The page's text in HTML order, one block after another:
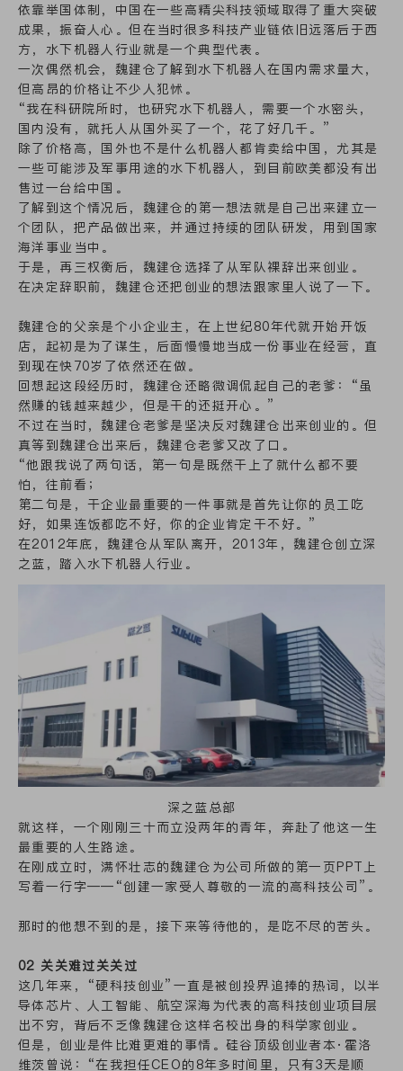
依靠举国体制，中国在一些高精尖科技领域取得了重大突破
成果，振奋人心。但在当时很多科技产业链依旧远落后于西
方，水下机器人行业就是一个典型代表。
一次偶然机会，魏建仓了解到水下机器人在国内需求量大，
但高昂的价格让不少人犯怵。
“我在科研院所时，也研究水下机器人，需要一个水密头，
国内没有，就托人从国外买了一个，花了好几千。”
除了价格高，国外也不是什么机器人都肯卖给中国，尤其是
一些可能涉及军事用途的水下机器人，到目前欧美都没有出
售过一台给中国。
了解到这个情况后，魏建仓的第一想法就是自己出来建立一
个团队，把产品做出来，并通过持续的团队研发，用到国家
海洋事业当中。
于是，再三权衡后，魏建仓选择了从军队裸辞出来创业。
在决定辞职前，魏建仓还把创业的想法跟家里人说了一下。
魏建仓的父亲是个小企业主，在上世纪80年代就开始开饭
店，起初是为了谋生，后面慢慢地当成一份事业在经营，直
到现在快70岁了依然还在做。
回想起这段经历时，魏建仓还略微调侃起自己的老爹：“虽
然赚的钱越来越少，但是干的还挺开心。”
不过在当时，魏建仓老爹是坚决反对魏建仓出来创业的。但
真等到魏建仓出来后，魏建仓老爹又改了口。
“他跟我说了两句话，第一句是既然干上了就什么都不要
怕，往前看；
第二句是，干企业最重要的一件事就是首先让你的员工吃
好，如果连饭都吃不好，你的企业肯定干不好。”
在2012年底，魏建仓从军队离开，2013年，魏建仓创立深
之蓝，踏入水下机器人行业。
深之蓝总部
就这样，一个刚刚三十而立没两年的青年，奔赴了他这一生
最重要的人生路途。
在刚成立时，满怀壮志的魏建仓为公司所做的第一页PPT上
写着一行字——“创建一家受人尊敬的一流的高科技公司”。
那时的他想不到的是，接下来等待他的，是吃不尽的苦头。
02 关关难过关关过
这几年来，“硬科技创业”一直是被创投界追捧的热词，以半
导体芯片、人工智能、航空深海为代表的高科技创业项目层
出不穷，背后不乏像魏建仓这样名校出身的科学家创业。
但是，创业是件比难更难的事情。硅谷顶级创业者本·霍洛
维茨曾说：“在我担任CEO的8年多时间里，只有3天是顺